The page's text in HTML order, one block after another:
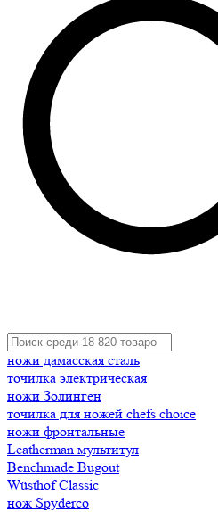
ножи дамасская сталь
точилка электрическая
ножи Золинген
точилка для ножей chefs choice
ножи фронтальные
Leatherman мультитул
Benchmade Bugout
Wüsthof Classic
нож Spyderco